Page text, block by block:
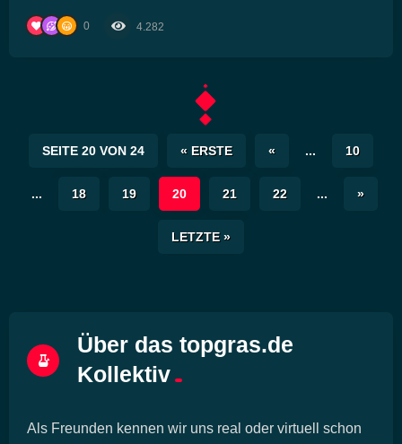
0 4.282
SEITE 20 VON 24 « ERSTE « ... 10
... 18 19 20 21 22 ... »
LETZTE »
Über das topgras.de
Kollektiv
Als Freunden kennen wir uns real oder virtuell schon